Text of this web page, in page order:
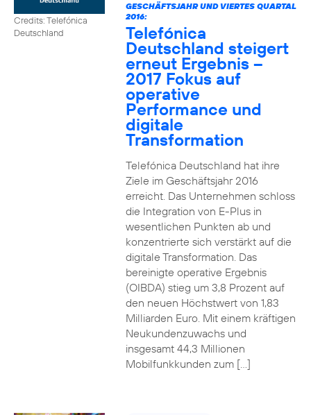
Credits: Telefónica
Deutschland
GESCHÄFTSJAHR UND VIERTES QUARTAL
2016:
Telefónica
Deutschland steigert
erneut Ergebnis –
2017 Fokus auf
operative
Performance und
digitale
Transformation
Telefónica Deutschland hat ihre
Ziele im Geschäftsjahr 2016
erreicht. Das Unternehmen schloss
die Integration von E-Plus in
wesentlichen Punkten ab und
konzentrierte sich verstärkt auf die
digitale Transformation. Das
bereinigte operative Ergebnis
(OIBDA) stieg um 3,8 Prozent auf
den neuen Höchstwert von 1,83
Milliarden Euro. Mit einem kräftigen
Neukundenzuwachs und
insgesamt 44,3 Millionen
Mobilfunkkunden zum […]